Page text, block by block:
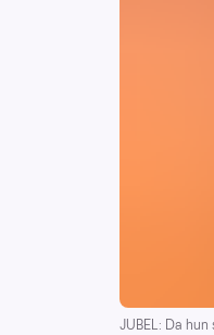
JUBEL: Da